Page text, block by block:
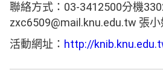
聯絡方式：03-3412500分機
zxc6509@mail.knu.edu.tw 張小
活動網址： http://